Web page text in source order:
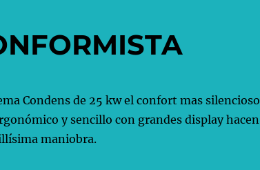
Condens de 25 kw el confort mas silencioso
y sencillo con grandes display hacen
maniobra.